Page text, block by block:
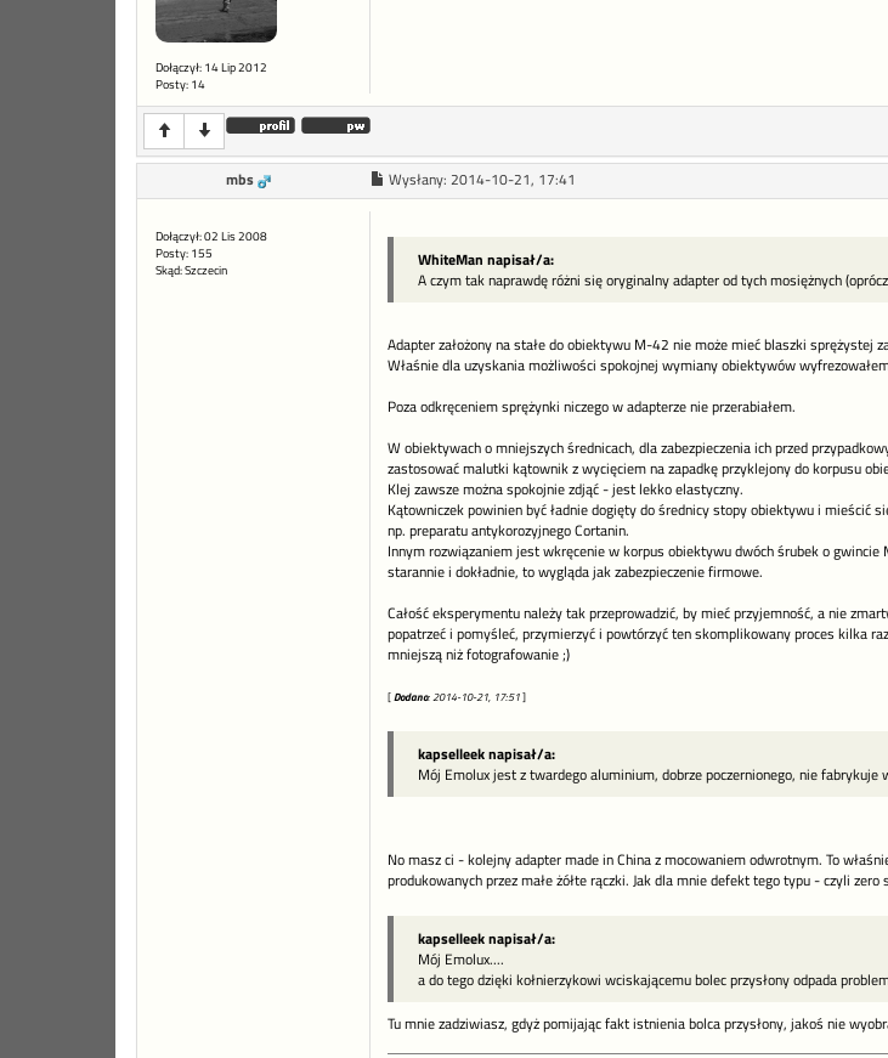
Dołączył: 14 Lip 2012
Posty: 14
mbs Wysłany: 2014-10-21, 17:41
Dołączył: 02 Lis 2008
Posty: 155
Skąd: Szczecin
WhiteMan napisał/a:
A czym tak naprawdę różni się oryginalny adapter od tych mosiężnych
Adapter założony na stałe do obiektywu M-42 nie może mieć blaszki sprężystej
Właśnie dla uzyskania możliwości spokojnej wymiany obiektywów
Poza odkręceniem sprężynki niczego w adapterze nie przerabiałem.
W obiektywach o mniejszych średnicach, dla zabezpieczenia ich przed
zastosować malutki kątownik z wycięciem na zapadkę przyklejony do korpusu
Klej zawsze można spokojnie zdjąć - jest lekko elastyczny.
Kątowniczek powinien być ładnie dogięty do średnicy stopy obiektywu i mieścić
np. preparatu antykorozyjnego Cortanin.
Innym rozwiązaniem jest wkręcenie w korpus obiektywu dwóch śrubek o
starannie i dokładnie, to wygląda jak zabezpieczenie firmowe.
Całość eksperymentu należy tak przeprowadzić, by mieć przyjemność, a nie
popatrzeć i pomyśleć, przymierzyć i powtórzyć ten skomplikowany proces kilka
mniejszą niż fotografowanie ;)
[Dodano: 2014-10-21, 17:51]
kapselleek napisał/a:
Mój Emolux jest z twardego aluminium, dobrze poczernionego, nie
No masz ci - kolejny adapter made in China z mocowaniem odwrotnym. To
produkowanych przez małe żółte rączki. Jak dla mnie defekt tego typu - czyli
kapselleek napisał/a:
Mój Emolux....
a do tego dzięki kołnierzykowi wciskającemu bolec przysłony odpada
Tu mnie zadziwiasz, gdyż pomijając fakt istnienia bolca przysłony, jakoś nie